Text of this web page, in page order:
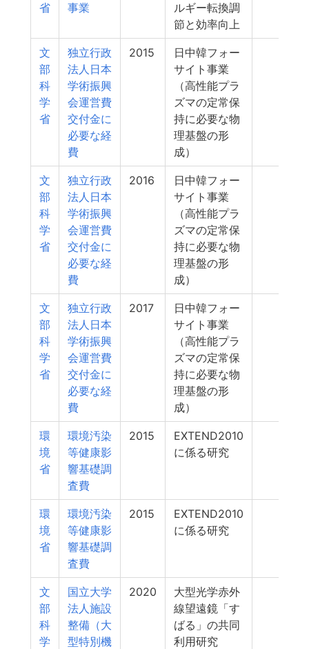
省
事業
ルギー転換調
節と効率向上
文
部
科
学
省
独立行政
法人日本
学術振興
会運営費
交付金に
必要な経
費
2015
日中韓フォー
サイト事業
（高性能プラ
ズマの定常保
持に必要な物
理基盤の形
成）
文
部
科
学
省
独立行政
法人日本
学術振興
会運営費
交付金に
必要な経
費
2016
日中韓フォー
サイト事業
（高性能プラ
ズマの定常保
持に必要な物
理基盤の形
成）
文
部
科
学
省
独立行政
法人日本
学術振興
会運営費
交付金に
必要な経
費
2017
日中韓フォー
サイト事業
（高性能プラ
ズマの定常保
持に必要な物
理基盤の形
成）
環
境
省
環境汚染
等健康影
響基礎調
査費
2015
EXTEND2010
に係る研究
環
境
省
環境汚染
等健康影
響基礎調
査費
2015
EXTEND2010
に係る研究
文
部
科
学
国立大学
法人施設
整備（大
型特別機
2020
大型光学赤外
線望遠鏡「す
ばる」の共同
利用研究